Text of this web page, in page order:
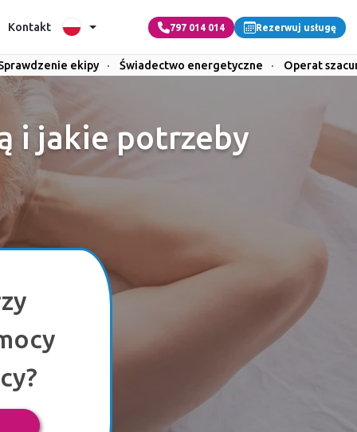
Kontakt 797 014 014 Rezerwuj usługę
ekipy · Świadectwo energetyczne · Operat
i jakie potrzeby